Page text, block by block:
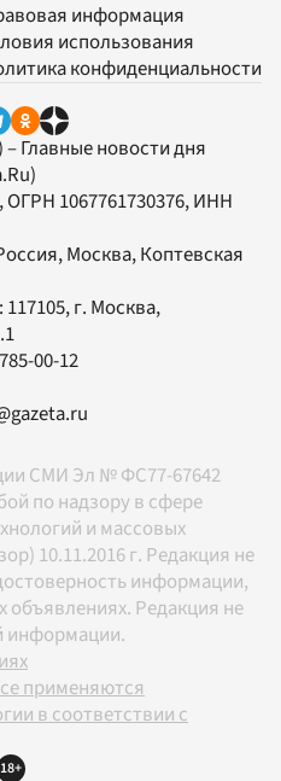
информация
использования
конфиденциальности
– Главные новости дня
, ОГРН 1067761730376, ИНН
Москва, Коптевская
117105, г. Москва,
00-12
СМИ Эл № ФС77-67642
по надзору в сфере
и массовых
10.11.2016 г. Редакция не
информации,
Редакция не
информации.
применяются
в соответствии с
18+